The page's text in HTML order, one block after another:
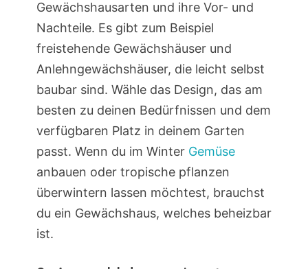
Gewächshausarten und ihre Vor- und
Nachteile. Es gibt zum Beispiel
freistehende Gewächshäuser und
Anlehngewächshäuser, die leicht selbst
baubar sind. Wähle das Design, das am
besten zu deinen Bedürfnissen und dem
verfügbaren Platz in deinem Garten
passt. Wenn du im Winter Gemüse
anbauen oder tropische pflanzen
überwintern lassen möchtest, brauchst
du ein Gewächshaus, welches beheizbar
ist.